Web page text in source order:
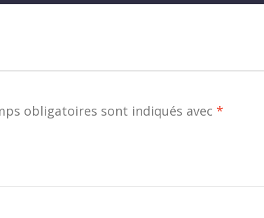
obligatoires sont indiqués avec *